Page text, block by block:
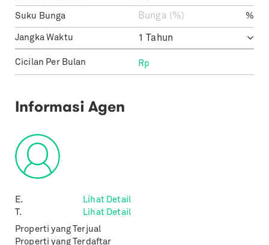
Suku Bunga %
Jangka Waktu
Cicilan Per Bulan Rp
Informasi Agen
E.
Lihat Detail
T.
Lihat Detail
Properti yang Terjual
Properti yang Terdaftar